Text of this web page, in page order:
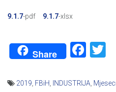
9.1.7-pdf 9.1.7-xlsx
Share
2019 FBiH INDUSTRIJA